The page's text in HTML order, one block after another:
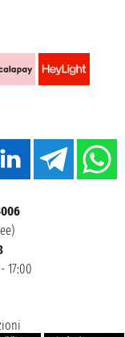
17:00